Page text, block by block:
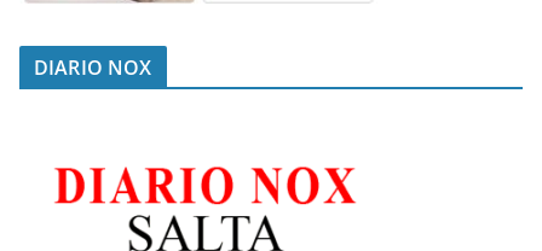
DIARIO NOX